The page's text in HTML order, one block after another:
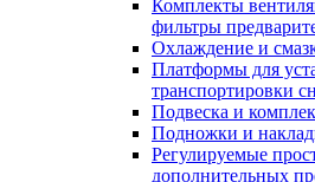
Комплекты
фильтры
Охлаждение и
Платформы для
транспортировки
Подвеска и
Подножки и
Регулируемые
дополнительных